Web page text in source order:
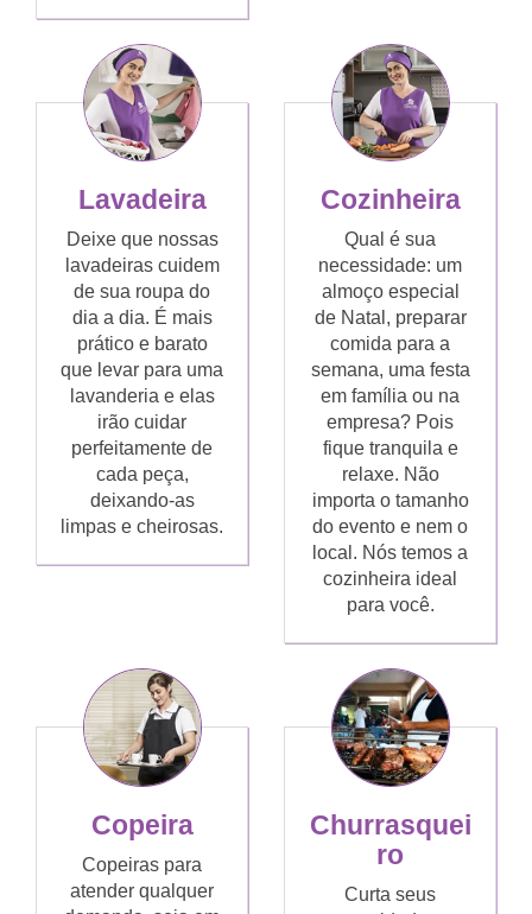
Lavadeira
Deixe que nossas
lavadeiras cuidem
de sua roupa do
dia a dia. É mais
prático e barato
que levar para uma
lavanderia e elas
irão cuidar
perfeitamente de
cada peça,
deixando-as
limpas e cheirosas.
Cozinheira
Qual é sua
necessidade: um
almoço especial
de Natal, preparar
comida para a
semana, uma festa
em família ou na
empresa? Pois
fique tranquila e
relaxe. Não
importa o tamanho
do evento e nem o
local. Nós temos a
cozinheira ideal
para você.
Copeira
Copeiras para
atender qualquer
Churrasquei
ro
Curta seus